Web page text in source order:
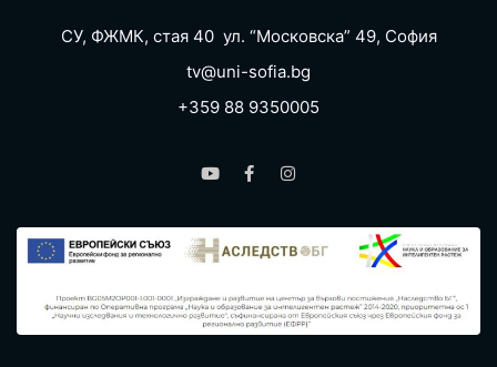
СУ, ФЖМК, стая 40 ул. “Московска” 49, София
tv@uni-sofia.bg
+359 88 9350005